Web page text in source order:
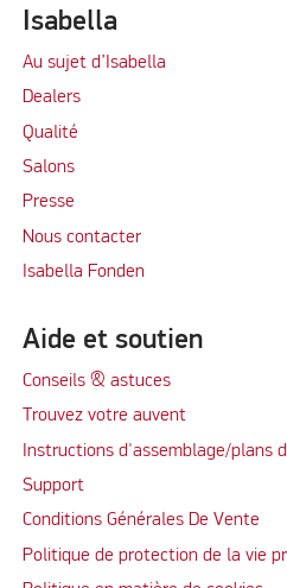
Isabella
Au sujet d’Isabella
Dealers
Qualité
Salons
Presse
Nous contacter
Isabella Fonden
Aide et soutien
Conseils & astuces
Trouvez votre auvent
Instructions d'assemblage/plans
Support
Conditions Générales De Vente
Politique de protection de la vie